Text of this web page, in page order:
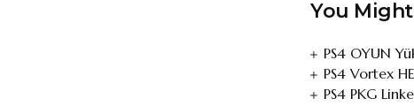
You
PS4 OYUN
PS4 Vortex
PS4 PKG